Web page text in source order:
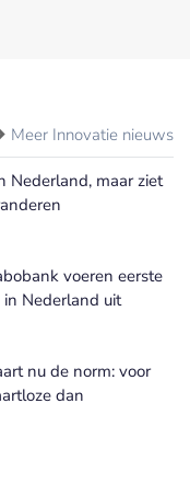
Meer Innovatie nieuws
Nederland, maar ziet
voeren eerste
Nederland uit
nu de norm: voor
dan